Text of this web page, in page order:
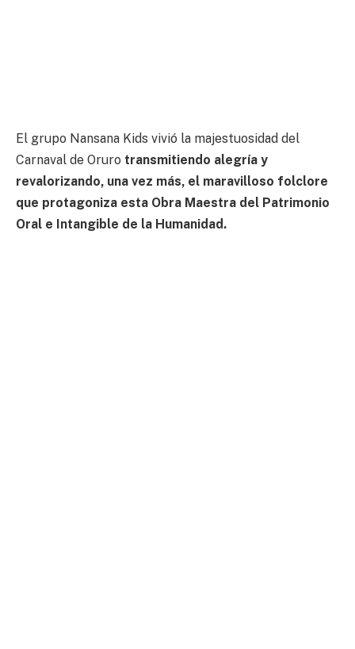
El grupo Nansana Kids vivió la majestuosidad del
Carnaval de Oruro transmitiendo alegría y
revalorizando, una vez más, el maravilloso folclore
que protagoniza esta Obra Maestra del Patrimonio
Oral e Intangible de la Humanidad.